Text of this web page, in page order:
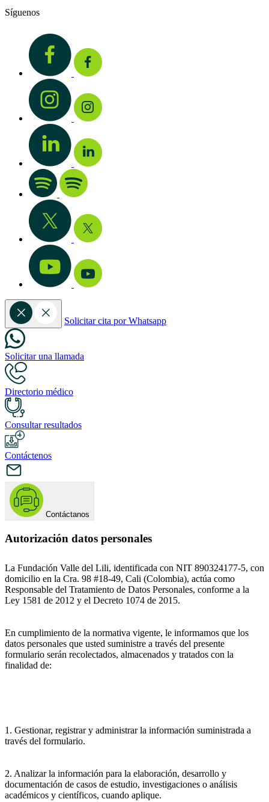
Síguenos
Solicitar cita por Whatsapp
Solicitar una llamada
Directorio médico
Consultar resultados
Contáctenos
Contáctanos
Autorización datos personales
La Fundación Valle del Lili, identificada con NIT 890324177-5, con
domicilio en la Cra. 98 #18-49, Cali (Colombia), actúa como
Responsable del Tratamiento de Datos Personales, conforme a la
Ley 1581 de 2012 y el Decreto 1074 de 2015.
En cumplimiento de la normativa vigente, le informamos que los
datos personales que usted suministre a través del presente
formulario serán recolectados, almacenados y tratados con la
finalidad de:
1. Gestionar, registrar y administrar la información suministrada a
través del formulario.
2. Analizar la información para la elaboración, desarrollo y
documentación de casos de estudio, investigaciones o análisis
académicos y científicos, cuando aplique.